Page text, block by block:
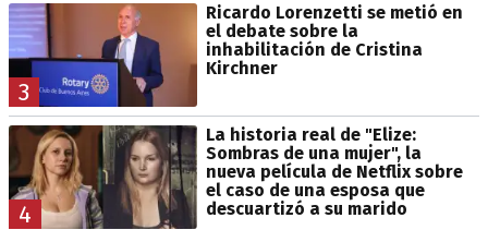
3
Ricardo Lorenzetti se metió en
el debate sobre la
inhabilitación de Cristina
Kirchner
4
La historia real de "Elize:
Sombras de una mujer", la
nueva película de Netflix sobre
el caso de una esposa que
descuartizó a su marido